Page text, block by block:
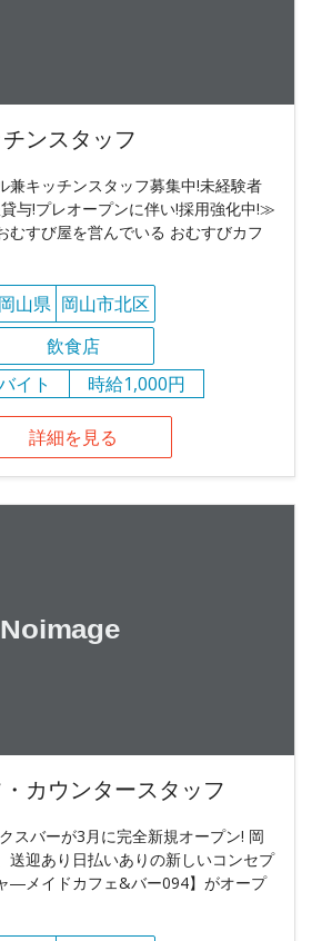
ンスタッフ
キッチンスタッフ募集中!未経験者
与!プレオープンに伴い!採用強化中!≫
むすび屋を営んでいる おむすびカフ
岡山県 岡山市北区
飲食店
イト
時給1,000円
詳細を見る
カウンタースタッフ
スバーが3月に完全新規オープン! 岡
送迎あり日払いありの新しいコンセプ
―メイドカフェ&バー094】がオープ